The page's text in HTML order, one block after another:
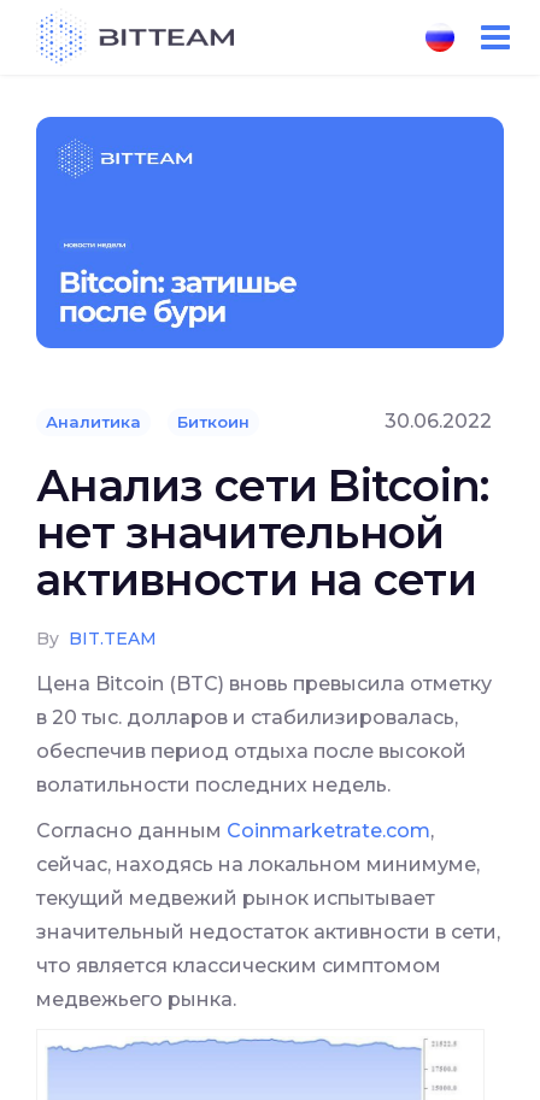
content
Аналитика Биткоин 30.06.2022
Анализ сети Bitcoin:
нет значительной
активности на сети
By BIT.TEAM
Цена Bitcoin (BTC) вновь превысила отметку
в 20 тыс. долларов и стабилизировалась,
обеспечив период отдыха после высокой
волатильности последних недель.
Согласно данным Coinmarketrate.com,
сейчас, находясь на локальном минимуме,
текущий медвежий рынок испытывает
значительный недостаток активности в сети,
что является классическим симптомом
медвежьего рынка.